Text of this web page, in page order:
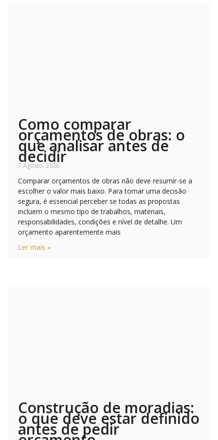
Como comparar
orçamentos de obras: o
que analisar antes de
decidir
7 Agosto, 2026
Comparar orçamentos de obras não deve resumir-se a
escolher o valor mais baixo. Para tomar uma decisão
segura, é essencial perceber se todas as propostas
incluem o mesmo tipo de trabalhos, materiais,
responsabilidades, condições e nível de detalhe. Um
orçamento aparentemente mais
Ler mais »
Construção de moradias:
o que deve estar definido
antes de pedir